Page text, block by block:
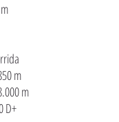
m
m
D+